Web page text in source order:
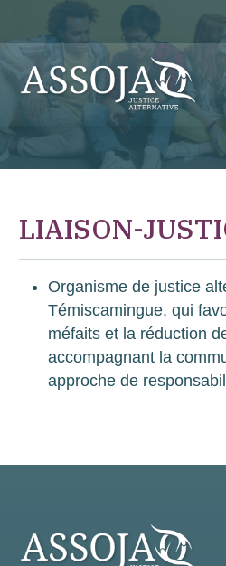
LIAISON-
Organisme de justice
Témiscamingue, qui
méfaits et la réduction
accompagnant la
approche de